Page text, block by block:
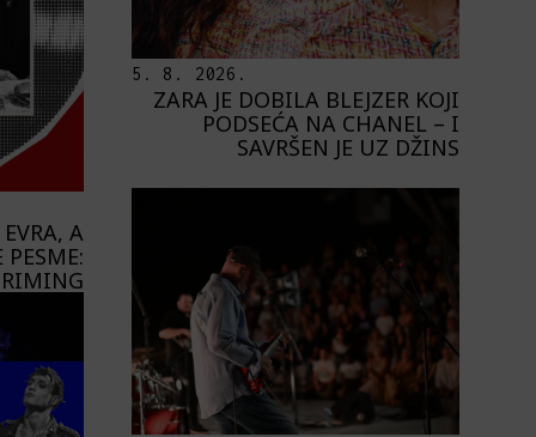
A
PESME:
5. 8. 2026.
ZARA JE DOBILA BLEJZER KOJI
PODSEĆA NA CHANEL – I
SAVRŠEN JE UZ DŽINS